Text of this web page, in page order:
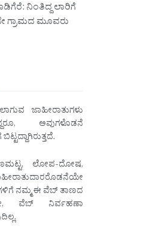
ನಿಂತಿದ್ದ ಲಾರಿಗೆ
ಗ್ರಾಮದ ಮೂವರು
ಜಾಹೀರಾತುಗಳು
ಅವುಗಳೊಡನೆ
ಲೋಪ-ದೋಷ,
ನಮ್ಮ ಈ ವೆಬ್ ತಾಣದ
ವೆಬ್ ನಿರ್ವಹಣಾ